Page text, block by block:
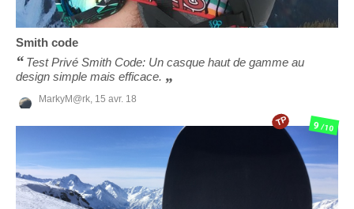
Smith code
Test Privé Smith Code: Un casque haut de gamme au
design simple mais efficace.
MarkyM@rk, 15 avr. 18
9/10
TP